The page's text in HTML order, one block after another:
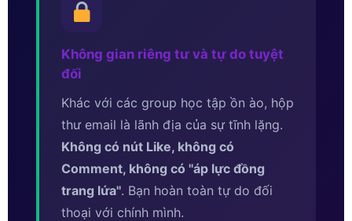
Không gian riêng tư và tự do tuyệt
đối
Khác với các group học tập ồn ào, hộp
thư email là lãnh địa của sự tĩnh lặng.
Không có nút Like, không có
Comment, không có ''áp lực đồng
trang lứa''. Bạn hoàn toàn tự do đối
thoại với chính mình.